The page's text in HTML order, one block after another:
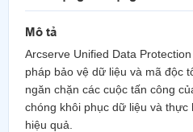
Mô tả
Arcserve Unified Data
pháp bảo vệ dữ liệu và mã độc
ngăn chặn các cuộc tấn công
chóng khôi phục dữ liệu và thực
hiệu quả.